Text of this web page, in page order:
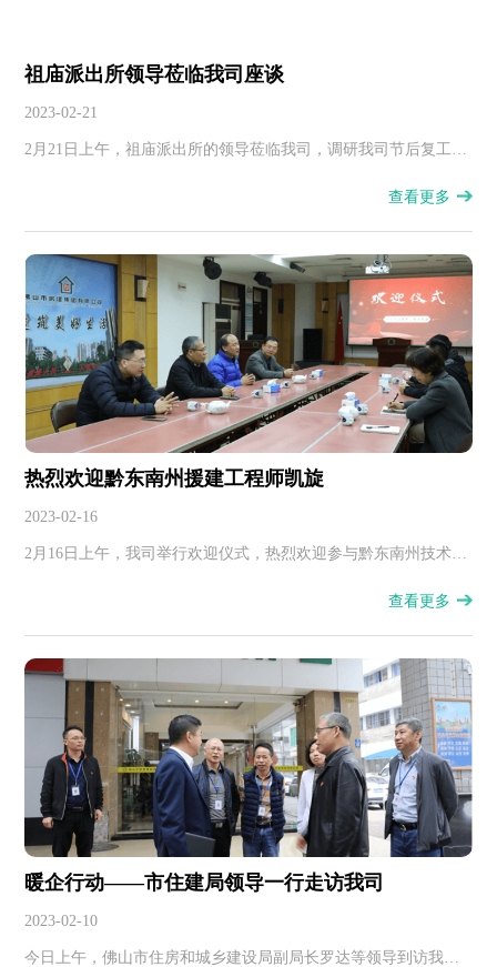
祖庙派出所领导莅临我司座谈
2023-02-21
2月21日上午，祖庙派出所的领导莅临我司，调研我司节后复工复
查看更多
热烈欢迎黔东南州援建工程师凯旋
2023-02-16
2月16日上午，我司举行欢迎仪式，热烈欢迎参与黔东南州技术援
查看更多
暖企行动——市住建局领导一行走访我司
2023-02-10
今日上午，佛山市住房和城乡建设局副局长罗达等领导到访我司